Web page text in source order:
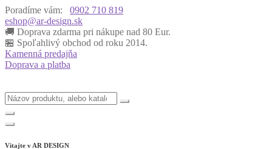
Poradíme vám:
0902 710 819
eshop@ar-design.sk
🚚 Doprava zdarma pri nákupe nad 80 Eur.
🏪 Spoľahlivý obchod od roku 2014.
Kamenná predajňa
Doprava a platba
Vitajte v AR DESIGN